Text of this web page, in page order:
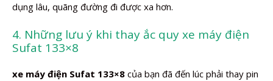
dụng lâu, quãng đường đi được xa hơn.
4. Những lưu ý khi thay ắc quy xe máy điện
Sufat 133×8
xe máy điện Sufat 133×8 của bạn đã đến lúc phải thay pin